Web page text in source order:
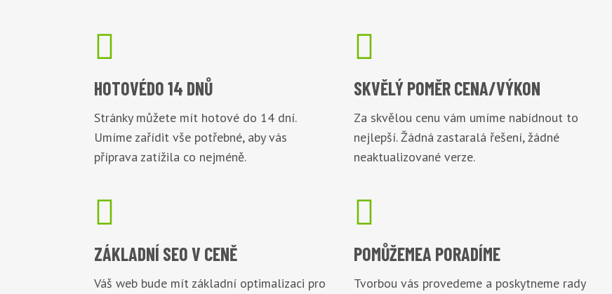

HOTOVÉDO 14 DNŮ
Stránky můžete mít hotové do 14 dní.
Umíme zařídit vše potřebné, aby vás
příprava zatížila co nejméně.

SKVĚLÝ POMĚRCENA/VÝKON
Za skvělou cenu vám umíme nabídnout to
nejlepší. Žádná zastaralá řešení, žádné
neaktualizované verze.

ZÁKLADNÍ SEO V CENĚ
Váš web bude mít základní optimalizaci pro

POMŮŽEMEA PORADÍME
Tvorbou vás provedeme a poskytneme rady